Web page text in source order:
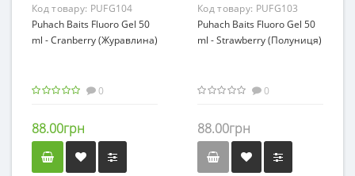
Код товару: PUFG104
Puhach Baits Fluoro Gel 50
ml - Сranberry (Журавлина)
0
88.00грн
Код товару: PUFG103
Puhach Baits Fluoro Gel 50
ml - Strawberry (Полуниця)
0
88.00грн